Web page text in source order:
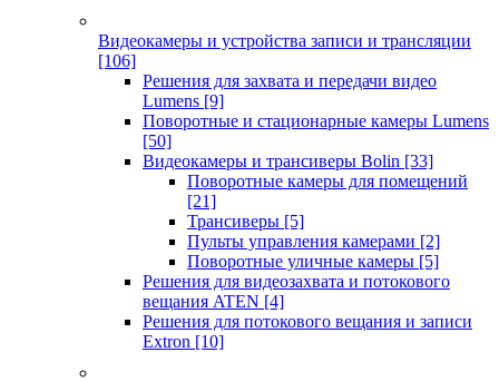
Видеокамеры и устройства записи и трансляции
[106]
Решения для захвата и передачи видео
Lumens [9]
Поворотные и стационарные камеры Lumens
[50]
Видеокамеры и трансиверы Bolin [33]
Поворотные камеры для помещений
[21]
Трансиверы [5]
Пульты управления камерами [2]
Поворотные уличные камеры [5]
Решения для видеозахвата и потокового
вещания ATEN [4]
Решения для потокового вещания и записи
Extron [10]